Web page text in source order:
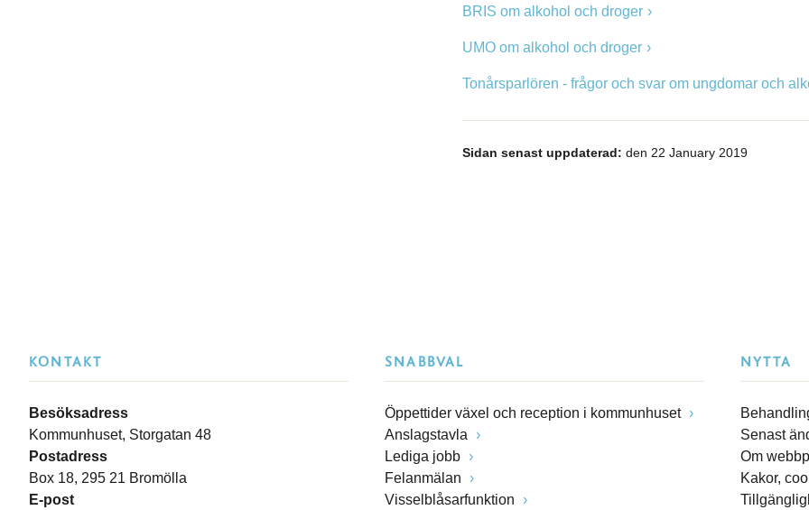
BRIS om alkohol och droger
UMO om alkohol och droger
Tonårsparlören - frågor och svar om ungdomar och
Sidan senast uppdaterad: den 22 January 2019
KONTAKT
Besöksadress
Kommunhuset, Storgatan 48
Postadress
Box 18, 295 21 Bromölla
E-post
SNABBVAL
Öppettider växel och reception i kommunhuset
Anslagstavla
Lediga jobb
Felanmälan
Visselblåsarfunktion
NYTTA
Senast
Om
Kakor,